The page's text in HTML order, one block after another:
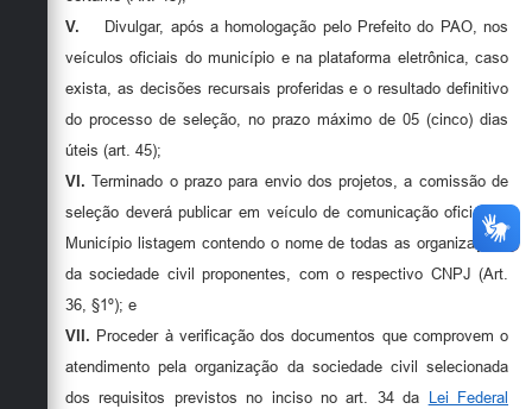
V. Divulgar, após a homologação pelo Prefeito do PAO, nos
veículos oficiais do município e na plataforma eletrônica, caso
exista, as decisões recursais proferidas e o resultado definitivo
do processo de seleção, no prazo máximo de 05 (cinco) dias
úteis (art. 45);
VI. Terminado o prazo para envio dos projetos, a comissão de
seleção deverá publicar em veículo de comunicação oficial do
Município listagem contendo o nome de todas as organizações
da sociedade civil proponentes, com o respectivo CNPJ (Art.
36, §1º); e
VII. Proceder à verificação dos documentos que comprovem o
atendimento pela organização da sociedade civil selecionada
dos requisitos previstos no inciso no art. 34 da
Lei Federal